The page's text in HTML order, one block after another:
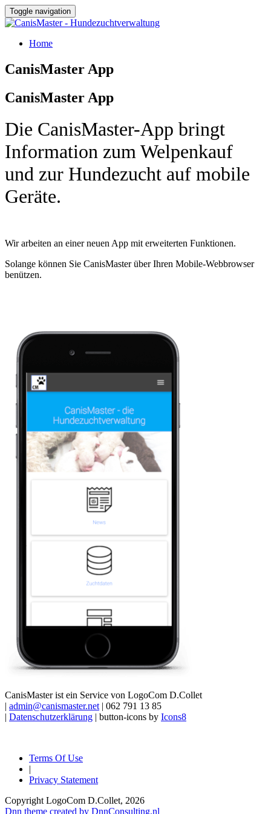
Toggle navigation
Home
CanisMaster App
CanisMaster App
Die CanisMaster-App bringt
Information zum Welpenkauf
und zur Hundezucht auf mobile
Geräte.
Wir arbeiten an einer neuen App mit erweiterten Funktionen.
Solange können Sie CanisMaster über Ihren Mobile-Webbrowser
benützen.
CanisMaster ist ein Service von LogoCom D.Collet
| admin@canismaster.net | 062 791 13 85
| Datenschutzerklärung | button-icons by Icons8
Terms Of Use
|
Privacy Statement
Copyright LogoCom D.Collet, 2026
Dnn theme created by DnnConsulting.nl